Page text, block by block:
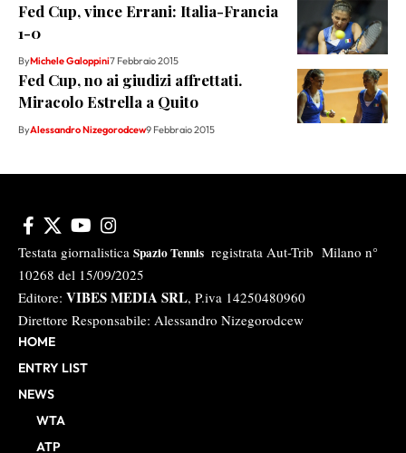
Fed Cup, vince Errani: Italia-Francia
1-0
ByMichele Galoppini7 Febbraio 2015
Fed Cup, no ai giudizi affrettati.
Miracolo Estrella a Quito
ByAlessandro Nizegorodcew9 Febbraio 2015
Testata giornalistica Spazio Tennis registrata Aut-Trib Milano n°
10268 del 15/09/2025
Editore: VIBES MEDIA SRL, P.iva 14250480960
Direttore Responsabile: Alessandro Nizegorodcew
HOME
ENTRY LIST
NEWS
WTA
ATP